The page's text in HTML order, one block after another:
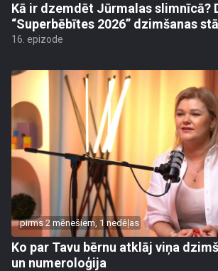
Kā ir dzemdēt Jūrmalas slimnīcā?
“Superbēbītes 2026” dzimšanas
16. epizode
pirms 2 mēnešiem, 1 nedēļas
Ko par Tavu bērnu atklāj viņa
un numeroloģija